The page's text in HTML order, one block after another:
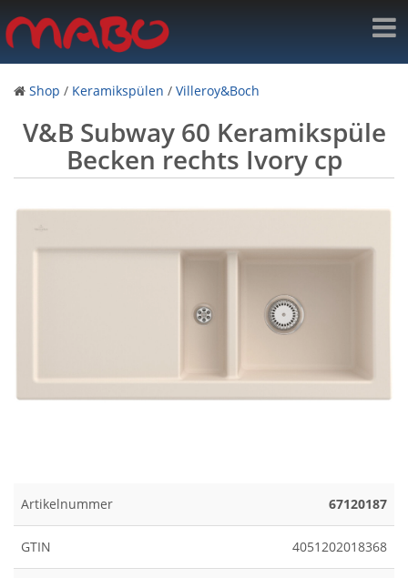
Shop / Keramikspülen / Villeroy&Boch
V&B Subway 60 Keramikspüle
Becken rechts Ivory cp
Artikelnummer 67120187
GTIN 4051202018368